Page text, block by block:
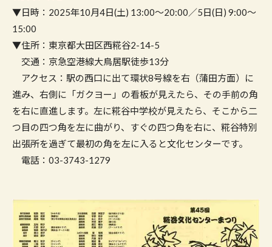
▼日時：2025年10月4日(土) 13:00〜20:00／5日(日) 9:00〜
15:00
▼住所：東京都大田区西糀谷2-14-5
交通：京急空港線大鳥居駅徒歩13分
アクセス：駅の西口に出て環状8号線を右（蒲田方面）に
進み、右側に「ガクヨー」の看板が見えたら、その手前の角
を右に直進します。左に糀谷中学校が見えたら、そこから二
つ目の四つ角を左に曲がり、すぐの四つ角を右に、糀谷特別
出張所を過ぎて最初の角を左に入ると文化センターです。
電話：03-3743-1279